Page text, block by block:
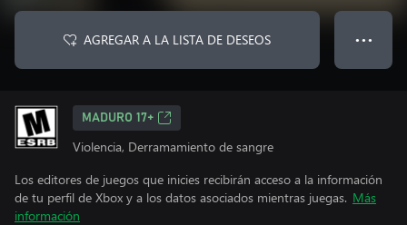
AGREGAR A LA LISTA DE DESEOS ● ● ●
MADURO 17+
Violencia, Derramamiento de sangre
Los editores de juegos que inicies recibirán acceso a la información
de tu perfil de Xbox y a los datos asociados mientras juegas. Más
información